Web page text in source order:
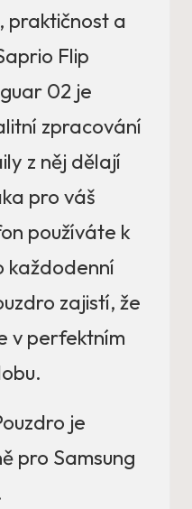
praktičnost a
Flip
02 je
zpracování
z něj dělají
pro váš
používáte k
každodenní
zajistí, že
v perfektním
je
pro Samsung